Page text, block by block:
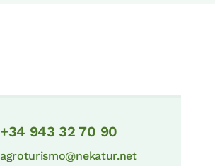
+34 943 32 70 90
agroturismo@nekatur.net